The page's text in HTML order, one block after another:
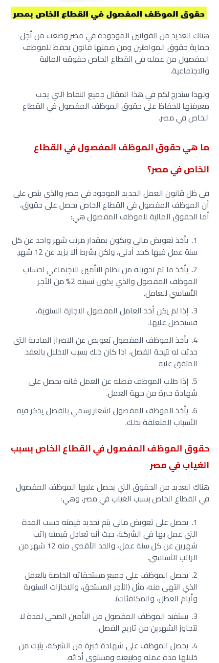
هناك العديد من القوانين الموجودة في مصر وضعت من أجل
حماية حقوق المواطنين ومن ضمنها قانون يحفظ للموظف
المفصول من عمله في القطاع الخاص حقوقه المالية
والاجتماعية.
ولهذا سندرج لكم في هذا المقال جميع النقاط التي يجب
معرفتها للحفاظ على حقوق الموظف المفصول في القطاع
الخاص في مصر.
ما هي حقوق الموظف المفصول في القطاع
الخاص في مصر؟
في ظل قانون العمل الجديد الموجود في مصر والذي ينص على
أن الموظف المفصول في القطاع الخاص يحصل على حقوق،
أما الحقوق المالية للموظف المفصول هي:
يأخذ تعويض مالي ويكون بمقدار مرتب شهر واحد عن كل
سنة عمل فيها كحد أدنى، ولكن بشرط ألا يزيد عن 12 شهر.
يأخذ ما تم تحويله من نظام التأمين الاجتماعي لحساب
الموظف المفصول والذي يكون نسبته 2% من الأجر
الأساسي للعامل.
إذا لم يكن أخذ العامل المفصول الاجازة السنوية،
فسيحصل عليها.
يأخذ الموظف المفصول تعويض عن الاضرار المادية التي
حدثت له نتيجة الفصل، اذا كان ذلك بسبب الاخلال بالعقد
المتفق عليه
إذا طلب الموظف فصله عن العمل فانه يحصل على
شهادة خبرة من جهة العمل.
يأخذ الموظف المفصول اشعار رسمي بالفصل يذكر فيه
الأسباب المتعلقة بذلك.
حقوق الموظف المفصول في القطاع الخاص بسبب
الغياب في مصر
هناك العديد من الحقوق التي يحصل عليها الموظف المفصول
في القطاع الخاص بسبب الغياب في مصر، وهي:
يحصل على تعويض مالي يتم تحديد قيمته حسب المدة
التي عمل بها في الشركة، حيث أنه تعادل قيمته راتب
شهرين عن كل سنة عمل، والحد الأقصى منه 12 شهر من
الراتب الأساسي.
يحصل الموظف على جميع مستحقاته الخاصة بالعمل
الذي انتهى منه، مثل (الأجر المستحق، والاجازات السنوية
وأيام العطل، والمكافئات).
يستفيد الموظف المفصول من التأمين الصحي لمدة لا
تتجاوز الشهرين من تاريخ الفصل.
يحصل الموظف على شهادة خبرة من الشركة، يثبت من
خلالها مدة عمله وطبيعته ومستوى أدائه.